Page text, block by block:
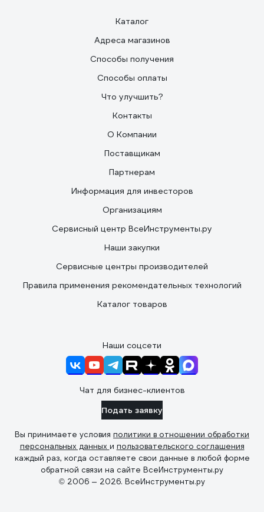
Каталог
Адреса магазинов
Способы получения
Способы оплаты
Что улучшить?
Контакты
О Компании
Поставщикам
Партнерам
Информация для инвесторов
Организациям
Сервисный центр ВсеИнструменты.ру
Наши закупки
Сервисные центры производителей
Правила применения рекомендательных технологий
Каталог товаров
Наши соцсети
Чат для бизнес-клиентов
Подать заявку
Вы принимаете условия политики в отношении обработки
персональных данных и пользовательского соглашения
каждый раз, когда оставляете свои данные в любой форме
обратной связи на сайте ВсеИнструменты.ру
© 2006 — 2026. ВсеИнструменты.ру